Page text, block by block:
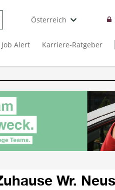
Österreich
Job Alert Karriere-Ratgeber